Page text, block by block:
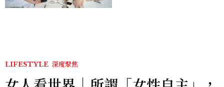
LIFESTYLE 深度聚焦